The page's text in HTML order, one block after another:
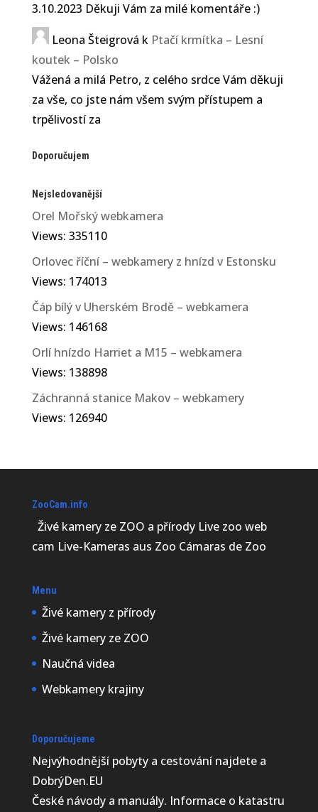
3.10.2023 Děkuji Vám za milé komentáře :)
Leona Šteigrová k Ptačí krmítka – Lesní
koutek – Polsko
Vážená a milá Petro, z celého srdce Vám děkuji
za vše, co jste nám všem svým přístupem a
trpělivostí za
Doporučujem
Nejsledovanější
Orel Mořský webkamera
Views: 335110
Orlovec říční – webkamery z hnízd v Estonsku
Views: 174013
Čáp bílý v Uherském Brodě – webkamera
Views: 146168
Orlí hnízdo Harriet a M15 – webkamera
Views: 138898
Záchranná stanice Makov – webkamery
Views: 126940
ZooCam.info
Živé kamery ze ZOO a přírody Live zoo web
cam Live-Kameras aus Zoo Cámaras de Zoo
Menu
Živé kamery z přírody
Živé kamery ze ZOO
Naučná videa
Webkamery krajiny
Doporučujeme
Nejvýhodnější pobyty a cestování najdete a
DobrýDen.EU
České návodya manuály. Informace o katastru